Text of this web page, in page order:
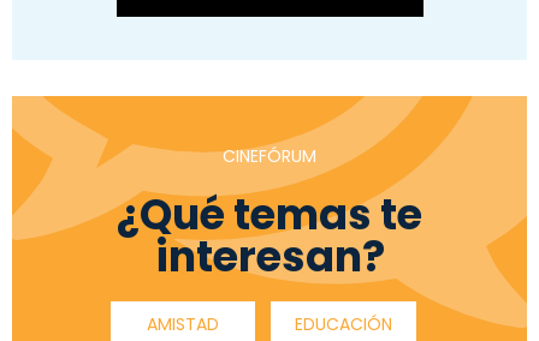
CINEFÓRUM
¿Qué temas te
interesan?
AMISTAD EDUCACIÓN